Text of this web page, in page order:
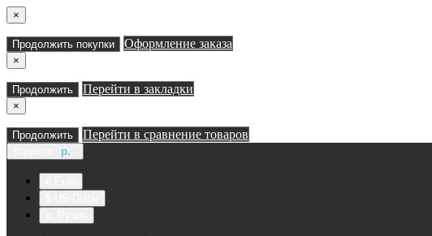
×
Продолжить покупки Оформление заказа
×
Продолжить Перейти в закладки
×
Продолжить Перейти в сравнение товаров
р.